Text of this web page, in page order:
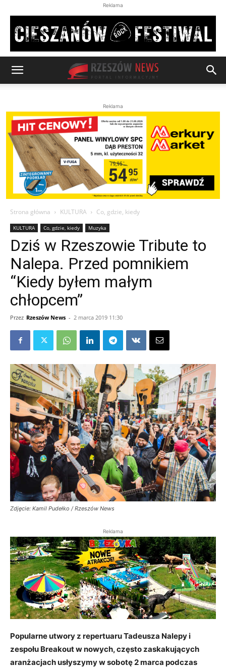
Reklama
Reklama
Strona główna KULTURA Co, gdzie, kiedy
KULTURA Co, gdzie, kiedy Muzyka
Dziś w Rzeszowie Tribute to
Nalepa. Przed pomnikiem
“Kiedy byłem małym
chłopcem”
Przez Rzeszów News - 2 marca 2019 11:30
Zdjęcie: Kamil Pudełko / Rzeszów News
Reklama
Popularne utwory z repertuaru Tadeusza Nalepy i
zespołu Breakout w nowych, często zaskakujących
aranżacjach usłyszymy w sobotę 2 marca podczas